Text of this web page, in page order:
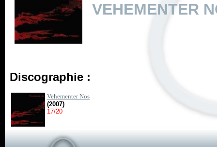
VEHEMENTER
Discographie :
Vehementer Nos
(2007)
17/20